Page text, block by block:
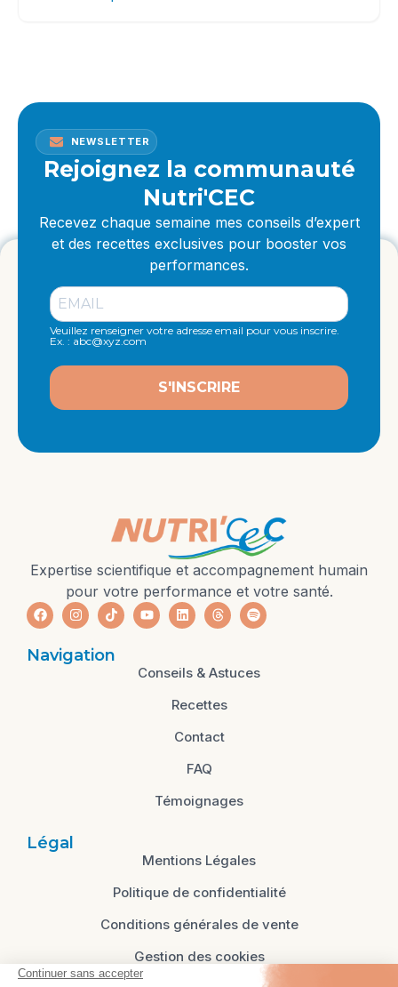
NEWSLETTER
Rejoignez la communauté
Nutri'CEC
Recevez chaque semaine mes conseils d’expert
et des recettes exclusives pour booster vos
performances.
Veuillez renseigner votre adresse email pour vous inscrire.
Ex. : abc@xyz.com
S'INSCRIRE
Expertise scientifique et accompagnement humain
pour votre performance et votre santé.
Navigation
Conseils & Astuces
Recettes
Contact
FAQ
Témoignages
Légal
Mentions Légales
Politique de confidentialité
Conditions générales de vente
Gestion des cookies
Cliquez-ici pour modifier vos préférences en